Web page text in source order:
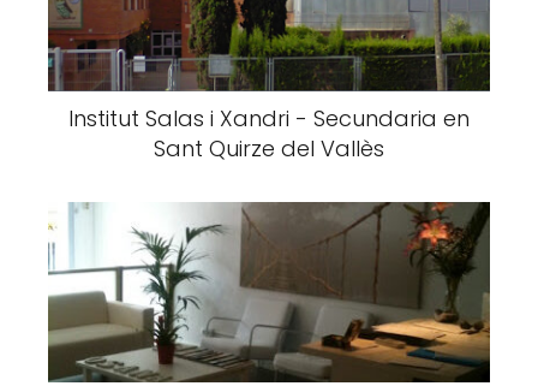
Institut Salas i Xandri - Secundaria en
Sant Quirze del Vallès